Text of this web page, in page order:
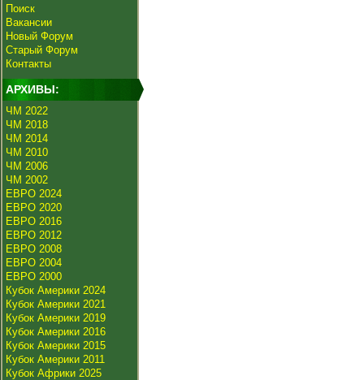
Поиск
Вакансии
Новый Форум
Старый Форум
Контакты
АРХИВЫ:
ЧМ 2022
ЧМ 2018
ЧМ 2014
ЧМ 2010
ЧМ 2006
ЧМ 2002
ЕВРО 2024
ЕВРО 2020
ЕВРО 2016
ЕВРО 2012
ЕВРО 2008
ЕВРО 2004
ЕВРО 2000
Кубок Америки 2024
Кубок Америки 2021
Кубок Америки 2019
Кубок Америки 2016
Кубок Америки 2015
Кубок Америки 2011
Кубок Африки 2025